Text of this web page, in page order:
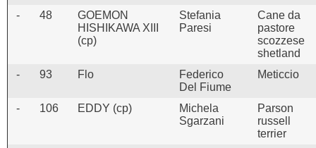
- 48
GOEMON
HISHIKAWA XIII
(cp)
Stefania
Paresi
Cane da
pastore
scozzese
shetland
-
93 Flo
Federico
Del Fiume
Meticcio
- 106 EDDY (cp)
Michela
Sgarzani
Parson
russell
terrier